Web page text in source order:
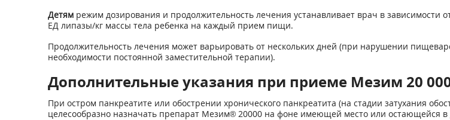
Детямрежим дозирования и продолжительность лечения устанавливает врач в зависимости
ЕД липазы/кг массы тела ребенка на каждый прием пищи.
Продолжительность лечения может варьировать от нескольких дней (при нарушении
необходимости постоянной заместительной терапии).
Дополнительные указания при приеме Мезим 20
При остром панкреатите или обострении хронического панкреатита (на стадии затухания
целесообразно назначать препарат Мезим®20000 на фоне имеющей место или остающейся в